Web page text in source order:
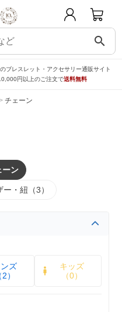
search
ブレスレット・アクセサリー通販サイト
円以上のご注文で送料無料
チェーン
ーン
ー・紐（3）
ンズ
2）
キッズ
（0）